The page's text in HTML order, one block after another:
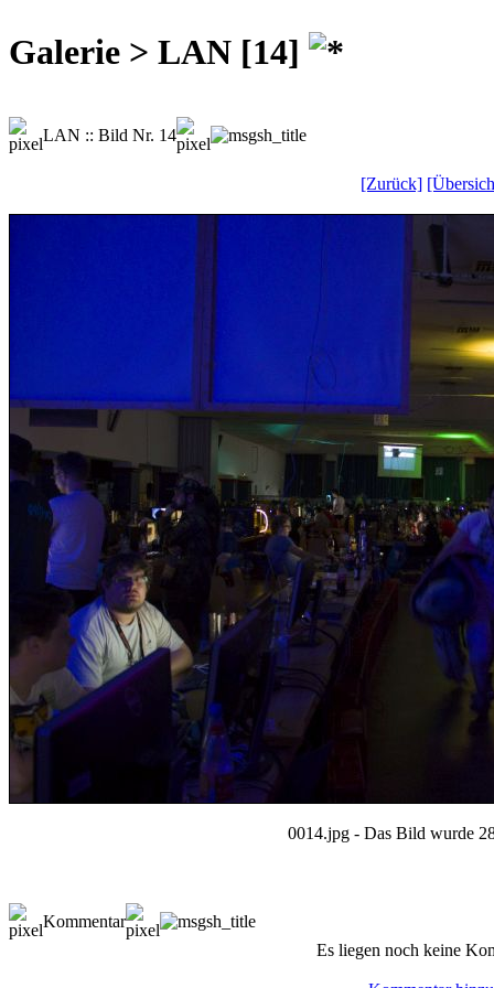
Galerie > LAN [14]
LAN :: Bild Nr. 14
[Zurück]
0014.jpg - Das Bild wurde
Kommentar
Es liegen noch keine